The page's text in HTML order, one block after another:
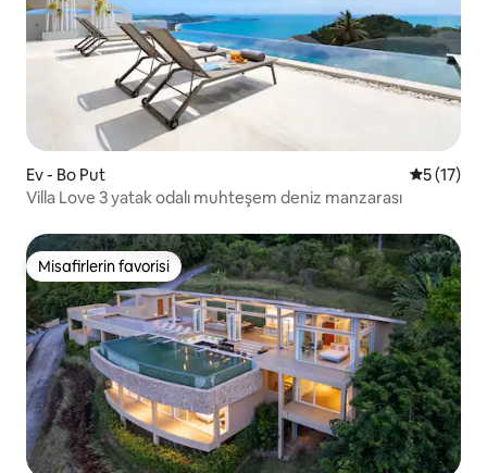
Ev - Bo Put 55 (17)
Villa Love 3 yatak odalı muhteşem deniz manzarası
Misafirlerin favorisi
Misafirlerin favorisi